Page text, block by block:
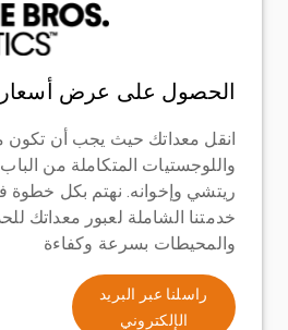
الحصول على عرض أسعار
انقل معداتك حيث يجب أن
واللوجستيات المتكاملة من
ريتشي وإخوانه. نهتم بكل خطوة
خدمتنا الشاملة لعبور معداتك
والمحيطات بسرعة وكفاءة
راسلنا عبر البريد
الإلكتروني